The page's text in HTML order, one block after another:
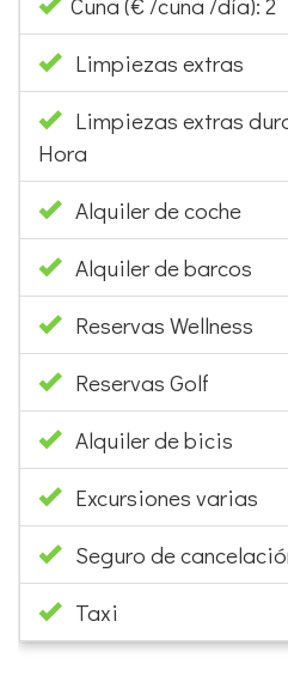
Limpiezas extras
Limpiezas extras
Hora
Alquiler de coche
Alquiler de barcos
Reservas Wellness
Reservas Golf
Alquiler de bicis
Excursiones varias
Seguro de
Taxi